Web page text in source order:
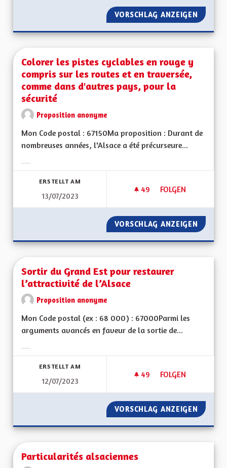
VORSCHLAG ANZEIGEN UNE
Colorer les pistes cyclables en rouge y
compris sur les routes et en traversée,
comme dans d'autres pays, pour la
sécurité
Proposition anonyme
Mon Code postal : 67150Ma proposition : Durant de
nombreuses années, l'Alsace a été précurseure...
ERSTELLT AM
13/07/2023
49 49 FOLLOWER
FOLGEN
COLORER LES
VORSCHLAG ANZEIGEN
Sortir du Grand Est pour restaurer
l’attractivité de l’Alsace
Proposition anonyme
Mon Code postal (ex : 68 000) : 67000Parmi les
arguments avancés en faveur de la sortie de...
ERSTELLT AM
12/07/2023
49 49 FOLLOWER
FOLGEN
SORTIR DU GRAND
VORSCHLAG ANZEIGEN
Particularités alsaciennes